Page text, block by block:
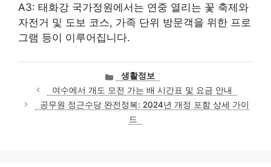
A3: 태화강 국가정원에서는 연중 열리는 꽃 축제와
자전거 및 도보 코스, 가족 단위 방문객을 위한 프로
그램 등이 이루어집니다.
카
테
고
리
생활정보
여수에서 개도 모전 가는 배 시간표 및 요금 안내
공무원 정근수당 완전정복: 2024년 개정 포함 상세 가이
드